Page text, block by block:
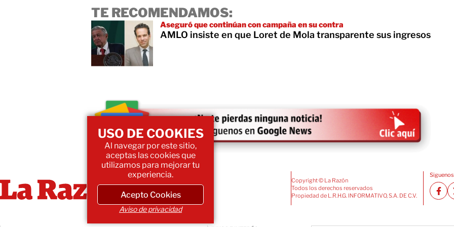
TE RECOMENDAMOS:
Aseguró que continúan con campaña en su contra
AMLO insiste en que Loret de Mola transparente sus ingresos
Copyright © La Razón
Todos los derechos reservados
Propiedad de L.R.H.G. INFORMATIVO, S.A. DE C.V.
USO DE COOKIES
Al navegar por este sitio,
aceptas las cookies que
utilizamos para mejorar tu
experiencia.
Acepto Cookies
Aviso de privacidad